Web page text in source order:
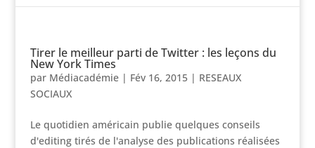
Tirer le meilleur parti de Twitter : les leçons du
New York Times
par Médiacadémie| Fév 16, 2015| RESEAUX
SOCIAUX
Le quotidien américain publie quelques conseils
d'editing tirés de l'analyse des publications réalisées